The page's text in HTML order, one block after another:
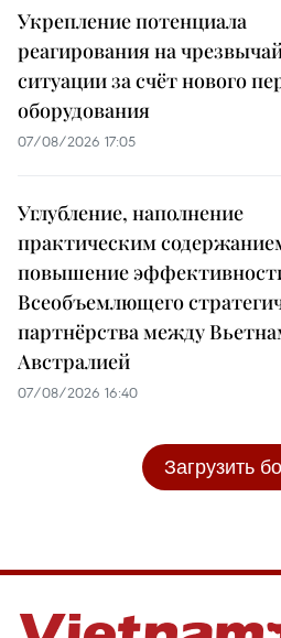
Укрепление потенциала
реагирования на
ситуации за счёт нового
оборудования
07/08/2026 17:05
Углубление, наполнение
практическим
повышение
Всеобъемлющего
партнёрства между
Австралией
07/08/2026 16:40
Загрузить